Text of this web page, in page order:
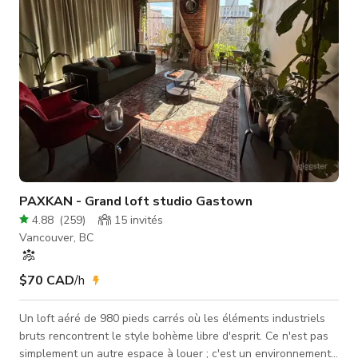
PAXKAN - Grand loft studio Gastown
4.88 (259) 15 invités
Vancouver, BC
$70 CAD/h
Un loft aéré de 980 pieds carrés où les éléments industriels
bruts rencontrent le style bohème libre d'esprit. Ce n'est pas
simplement un autre espace à louer ; c'est un environnement